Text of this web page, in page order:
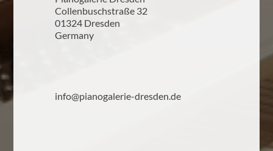
Collenbuschstraße 32
01324 Dresden
Germany
info@pianogalerie-dresden.de